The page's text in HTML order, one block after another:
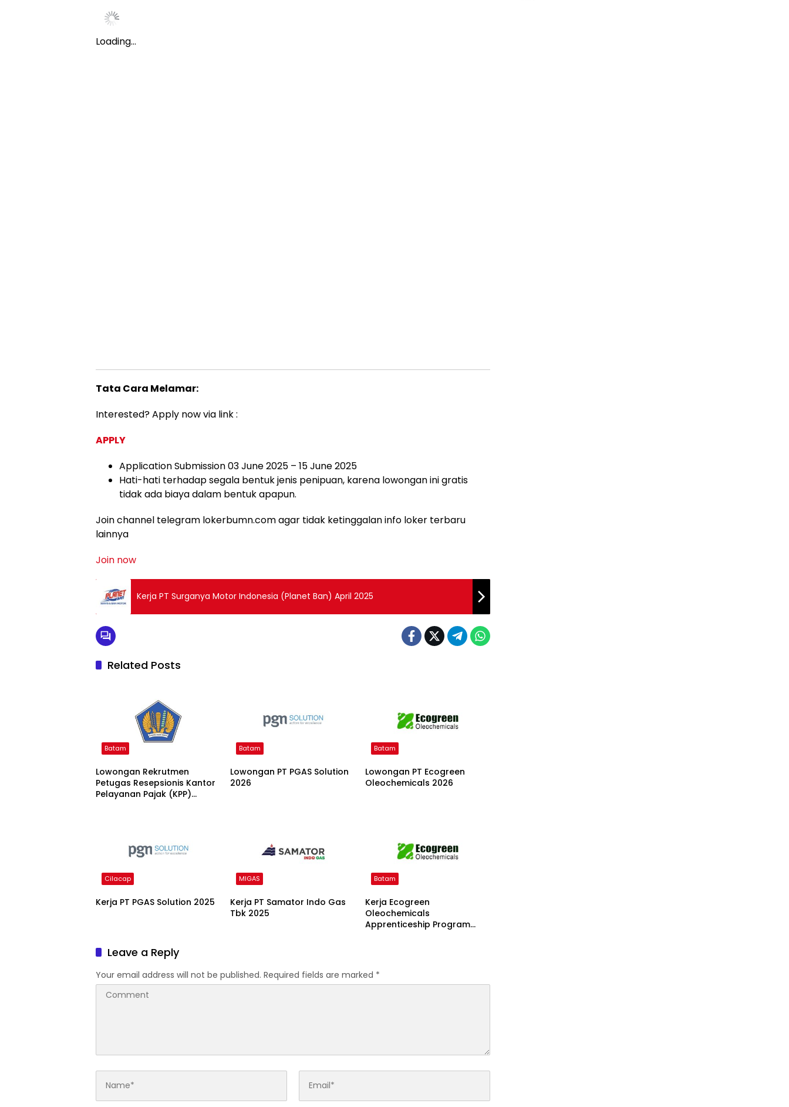
Loading…
Tata Cara Melamar:
Interested? Apply now via link :
APPLY
Application Submission 03 June 2025 – 15 June 2025
Hati-hati terhadap segala bentuk jenis penipuan, karena lowongan ini gratis
tidak ada biaya dalam bentuk apapun.
Join channel telegram lokerbumn.com agar tidak ketinggalan info loker terbaru
lainnya
Join now
Kerja PT Surganya Motor Indonesia (Planet Ban) April 2025
Related Posts
Batam
Lowongan Rekrutmen
Petugas Resepsionis Kantor
Pelayanan Pajak (KPP)
Batam
Lowongan PT PGAS Solution
2026
Batam
Lowongan PT Ecogreen
Oleochemicals 2026
Cilacap
Kerja PT PGAS Solution 2025
MIGAS
Kerja PT Samator Indo Gas
Tbk 2025
Batam
Kerja Ecogreen
Oleochemicals
Apprenticeship Program
Leave a Reply
Your email address will not be published. Required fields are marked *